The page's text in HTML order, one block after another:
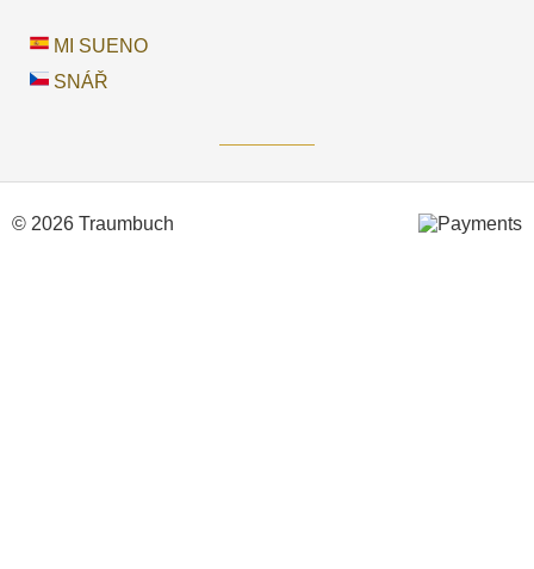
MI SUENO
SNÁŘ
© 2026 Traumbuch